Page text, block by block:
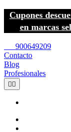
Cupones
en marcas
900649209
Contacto
Blog
Profesionales
 